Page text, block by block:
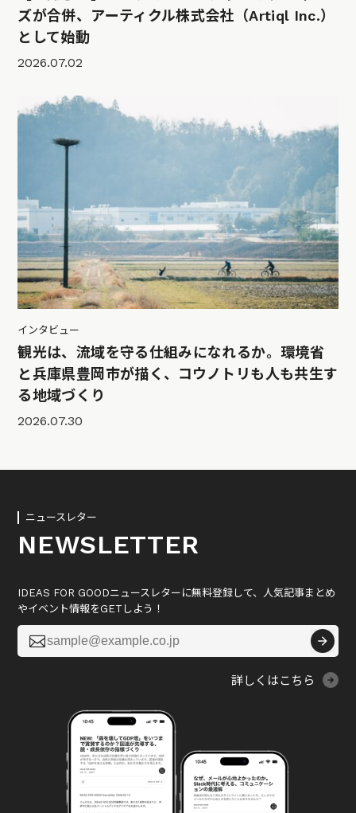
ズが合併、アーティクル株式会社（Artiql Inc.）
として始動
2026.07.02
インタビュー
観光は、流域を守る仕組みになれるか。環境省
と兵庫県豊岡市が描く、コウノトリも人も共生す
る地域づくり
2026.07.30
ニュースレター
NEWSLETTER
IDEAS FOR GOODニュースレターに無料登録して、人気記事まとめ
やイベント情報をGETしよう！

詳しくはこちら